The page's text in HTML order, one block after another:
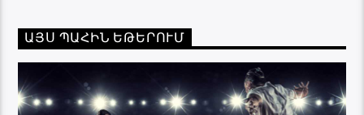
ԱՅՍ ՊԱՀԻՆ ԵԹԵՐՈՒՄ